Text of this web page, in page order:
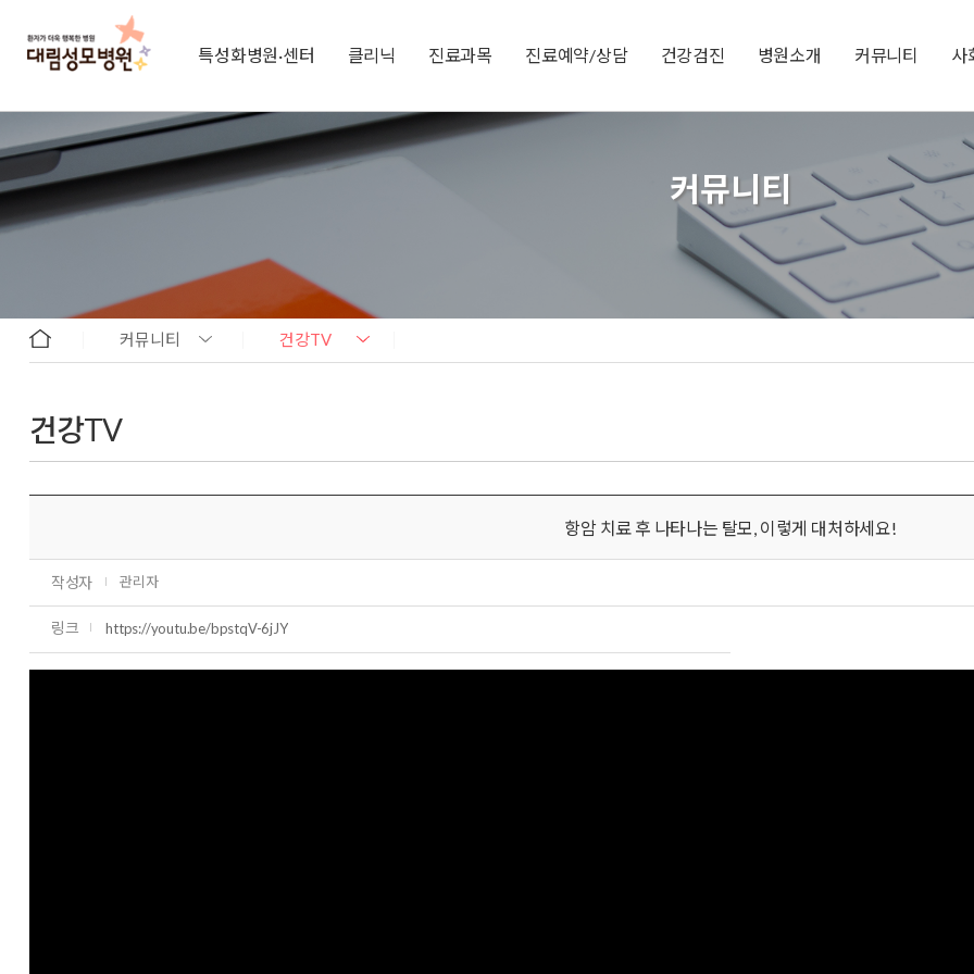
특성화병원·센터 클리닉 진료과목 진료예약/상담 건강검진 병원소개 커뮤니티 사
커뮤니티
커뮤니티 건강TV
건강TV
항암 치료 후 나타나는 탈모, 이렇게 대처하세요!
작성자 관리자
링크 https://youtu.be/bpstqV-6jJY